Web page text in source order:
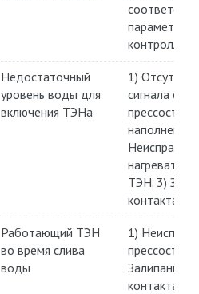
параметру
Недостаточный
уровень воды для
включения ТЭНа
1)
сигнала с
наполнении
Неисправен
ТЭН. 3)
контакта в
Работающий ТЭН
во время слива
воды
1)
Залипание
контакта в